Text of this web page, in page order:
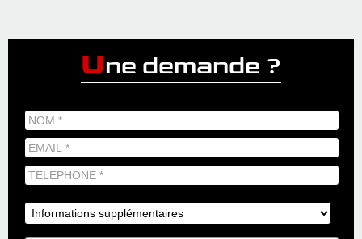
Une demande ?